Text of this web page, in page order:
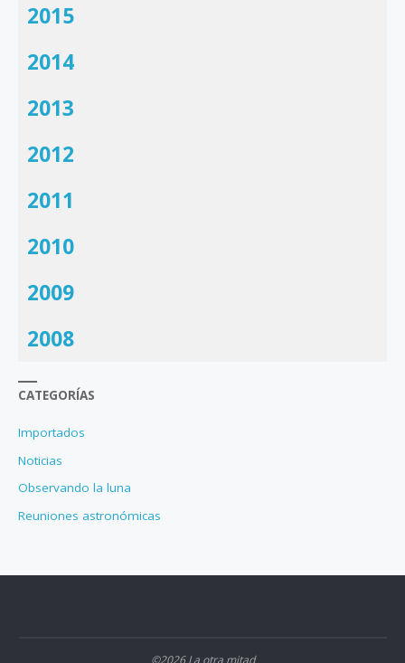
2015
2014
2013
2012
2011
2010
2009
2008
CATEGORÍAS
Importados
Noticias
Observando la luna
Reuniones astronómicas
©2026 La otra mitad